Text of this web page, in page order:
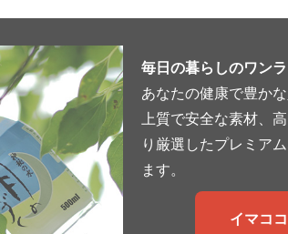
毎日の暮らしのワン
あなたの健康で豊か
上質で安全な素材、
り厳選したプレミア
ます。
イマコ